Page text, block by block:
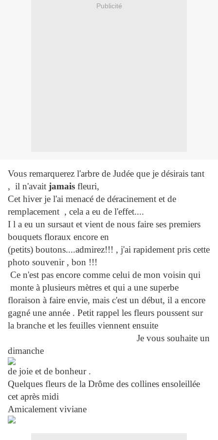
Publicité
Vous remarquerez l'arbre de Judée que je désirais tant
, il n'avait jamais fleuri,
Cet hiver je l'ai menacé de déracinement et de
remplacement , cela a eu de l'effet....
I l a eu un sursaut et vient de nous faire ses premiers
bouquets floraux encore en
(petits) boutons....admirez!!! , j'ai rapidement pris cette
photo souvenir , bon !!!
Ce n'est pas encore comme celui de mon voisin qui
monte à plusieurs mètres et qui a une superbe
floraison à faire envie, mais c'est un début, il a encore
gagné une année . Petit rappel les fleurs poussent sur
la branche et les feuilles viennent ensuite
Je vous souhaite un
dimanche
de joie et de bonheur .
Quelques fleurs de la Drôme des collines ensoleillée
cet après midi
Amicalement viviane